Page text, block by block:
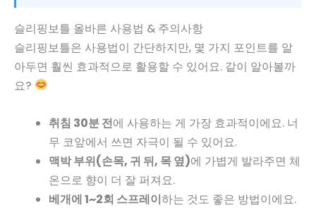
슬리핑보틀 올바른 사용법 & 주의사항
슬리핑보틀은 사용법이 간단하지만, 몇 가지 포인트를 알
아두면 훨씬 효과적으로 활용할 수 있어요. 같이 알아볼까
요?
취침 30분 전에 사용하는 게 가장 효과적이에요. 너
무 코앞에서 쓰면 자극이 될 수 있어요.
맥박 부위(손목, 귀 뒤, 목 옆)에 가볍게 발라주면 체
온으로 향이 더 잘 퍼져요.
베개에 1~2회 스프레이하는 것도 좋은 방법이에요.